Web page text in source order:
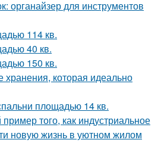
органайзер для инструментов
114 кв.
40 кв.
150 кв.
хранения, которая идеально
площадью 14 кв.
того, как индустриальное
новую жизнь в уютном жилом